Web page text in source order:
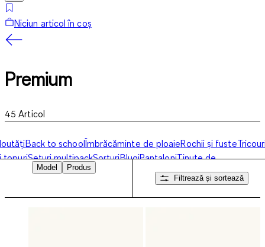
Niciun articol în coș
Premium
45 Articol
Back to schoolÎmbrăcăminte de ploaieRochii și fuste
topuriSeturi multipackȘorturiBlugiPantaloniȚinute de
PijamaleLenjerieȘosete
Pulovere și bluze de
Îmbrăcăminte sport
Model
Produs
Filtrează și sortează